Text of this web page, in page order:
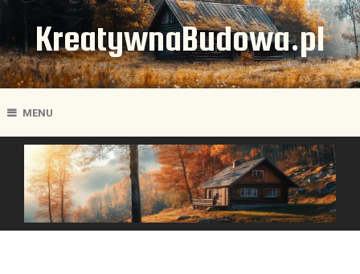
KreatywnaBudowa.pl
MENU